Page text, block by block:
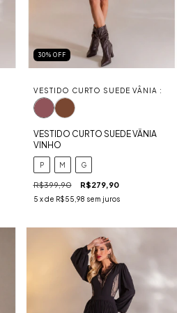
30% OFF
VESTIDO CURTO SUEDE VÂNIA :
VESTIDO CURTO SUEDE VÂNIA
VINHO
P M G
R$399,90 R$279,90
5 x de R$55,98 sem juros